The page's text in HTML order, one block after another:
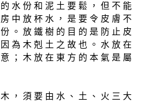
水 份 和 泥 土 要 鬆 ， 但 不 能
中 放 杯 水 ， 是 要 令 皮 膚 不
。 放 鐵 樹 的 目 的 是 防 止 皮
為 木 剋 土 之 故 也 。 水 放 在
； 木 放 在 東 方 的 本 氣 是 屬
， 須 要 由 水 、 土 、 火 三 大